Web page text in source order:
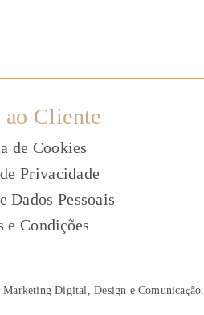
Cliente
de Cookies
Privacidade
Dados Pessoais
e Condições
Marketing Digital, Design e Comunicação.